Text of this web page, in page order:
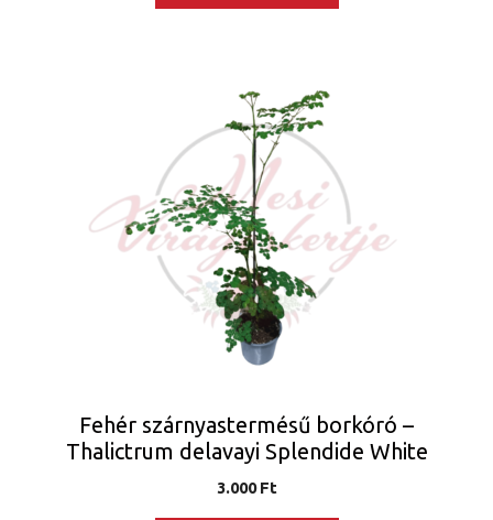
Fehér szárnyastermésű borkóró –
Thalictrum delavayi Splendide White
3.000Ft